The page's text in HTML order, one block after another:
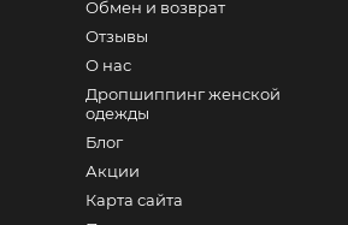
Обмен и возврат
Отзывы
О нас
Дропшиппинг женской
одежды
Блог
Акции
Карта сайта